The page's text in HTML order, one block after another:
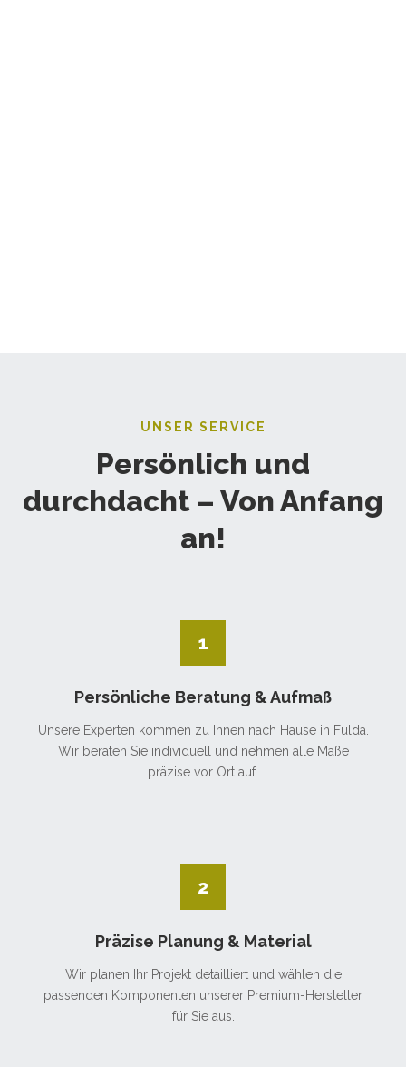
UNSER SERVICE
Persönlich und
durchdacht – Von Anfang
an!
1
Persönliche Beratung & Aufmaß
Unsere Experten kommen zu Ihnen nach Hause in Fulda.
Wir beraten Sie individuell und nehmen alle Maße
präzise vor Ort auf.
2
Präzise Planung & Material
Wir planen Ihr Projekt detailliert und wählen die
passenden Komponenten unserer Premium-Hersteller
für Sie aus.